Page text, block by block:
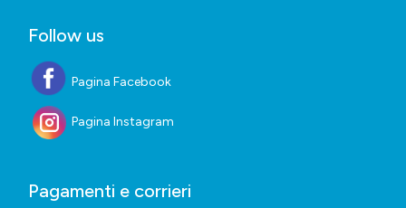
Follow us
Pagina Facebook
Pagina Instagram
Pagamenti e corrieri